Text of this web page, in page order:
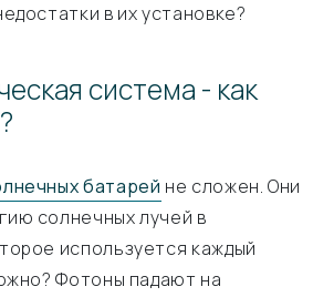
в их установке?
система - как
батарей не сложен. Они
солнечных лучей в
используется каждый
Фотоны падают на